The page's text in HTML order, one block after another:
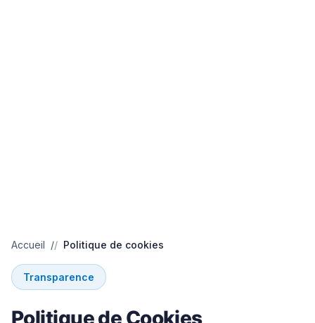
Accueil Politique de cookies
Transparence
Politique de Cookies